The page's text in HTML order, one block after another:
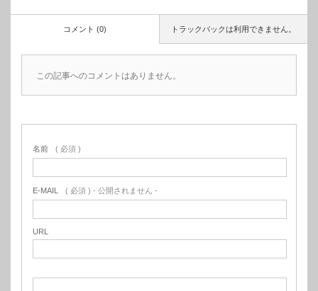
トラックバックは利用できません。
コメント (0)
この記事へのコメントはありません。
名前 ( 必須 )
E-MAIL ( 必須 ) - 公開されません -
URL